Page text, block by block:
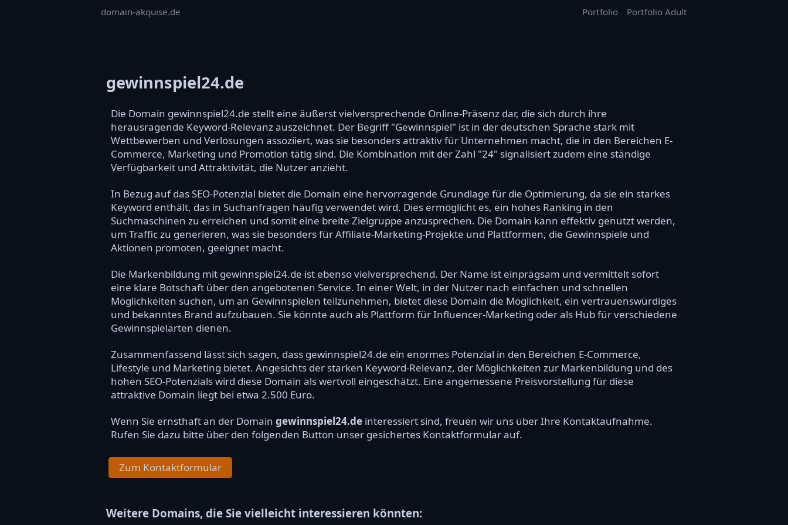
domain-akquise.de Portfolio Portfolio Adult
gewinnspiel24.de
Die Domain gewinnspiel24.de stellt eine äußerst vielversprechende Online-Präsenz dar, die sich durch ihre
herausragende Keyword-Relevanz auszeichnet. Der Begriff "Gewinnspiel" ist in der deutschen Sprache stark mit
Wettbewerben und Verlosungen assoziiert, was sie besonders attraktiv für Unternehmen macht, die in den Bereichen E-
Commerce, Marketing und Promotion tätig sind. Die Kombination mit der Zahl "24" signalisiert zudem eine ständige
Verfügbarkeit und Attraktivität, die Nutzer anzieht.
In Bezug auf das SEO-Potenzial bietet die Domain eine hervorragende Grundlage für die Optimierung, da sie ein starkes
Keyword enthält, das in Suchanfragen häufig verwendet wird. Dies ermöglicht es, ein hohes Ranking in den
Suchmaschinen zu erreichen und somit eine breite Zielgruppe anzusprechen. Die Domain kann effektiv genutzt werden,
um Traffic zu generieren, was sie besonders für Affiliate-Marketing-Projekte und Plattformen, die Gewinnspiele und
Aktionen promoten, geeignet macht.
Die Markenbildung mit gewinnspiel24.de ist ebenso vielversprechend. Der Name ist einprägsam und vermittelt sofort
eine klare Botschaft über den angebotenen Service. In einer Welt, in der Nutzer nach einfachen und schnellen
Möglichkeiten suchen, um an Gewinnspielen teilzunehmen, bietet diese Domain die Möglichkeit, ein vertrauenswürdiges
und bekanntes Brand aufzubauen. Sie könnte auch als Plattform für Influencer-Marketing oder als Hub für verschiedene
Gewinnspielarten dienen.
Zusammenfassend lässt sich sagen, dass gewinnspiel24.de ein enormes Potenzial in den Bereichen E-Commerce,
Lifestyle und Marketing bietet. Angesichts der starken Keyword-Relevanz, der Möglichkeiten zur Markenbildung und des
hohen SEO-Potenzials wird diese Domain als wertvoll eingeschätzt. Eine angemessene Preisvorstellung für diese
attraktive Domain liegt bei etwa 2.500 Euro.
Wenn Sie ernsthaft an der Domain gewinnspiel24.de interessiert sind, freuen wir uns über Ihre Kontaktaufnahme.
Rufen Sie dazu bitte über den folgenden Button unser gesichertes Kontaktformular auf.
Zum Kontaktformular
Weitere Domains, die Sie vielleicht interessieren könnten: